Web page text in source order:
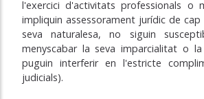
l'exercici d'activitats professionals o
impliquin assessorament jurídic de
seva naturalesa, no siguin
menyscabar la seva imparcialitat o
puguin interferir en l'estricte
judicials).